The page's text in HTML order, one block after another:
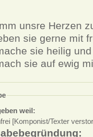
unsre Herzen
sie gerne mit
sie heilig
sie auf ewig
weil:
[Komponist/Texter